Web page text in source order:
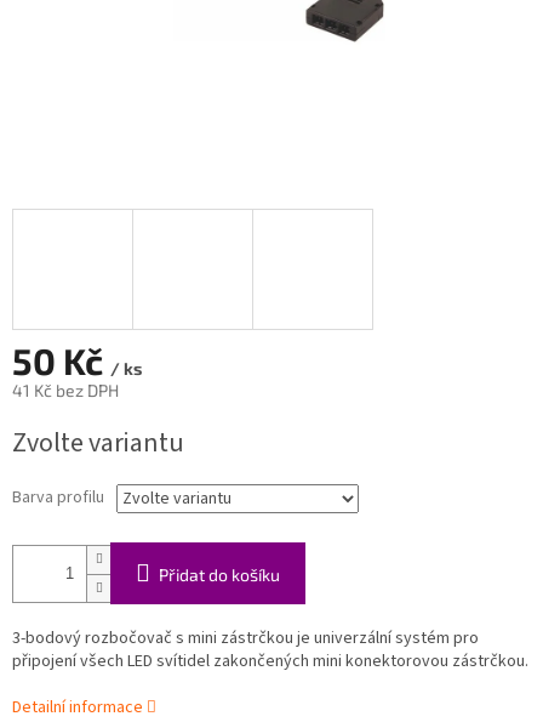
50 Kč / ks
41 Kč bez DPH
cena:
Zvolte variantu
Barva profilu
Přidat do košíku
3-bodový rozbočovač s mini zástrčkou je univerzální systém pro
připojení všech LED svítidel zakončených mini konektorovou zástrčkou.
Detailní informace